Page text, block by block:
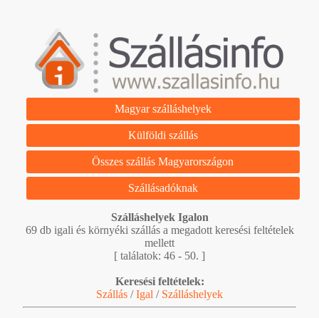
Magyar szálláshelyek
Külföldi szállás
Összes szállás Magyarországon
Szállásadóknak
Szálláshelyek Igalon
69 db igali és környéki szállás a megadott keresési feltételek
mellett
[ találatok: 46 - 50. ]
Keresési feltételek:
Szállás /Igal / Szálláshelyek